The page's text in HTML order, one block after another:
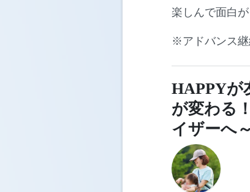
楽しんで面白
※アドバンス継
HAPPYが
が変わる
イザーへ～